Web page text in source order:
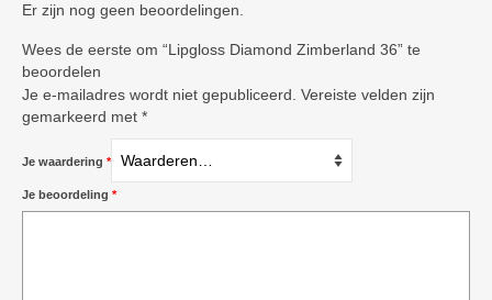
Er zijn nog geen beoordelingen.
Wees de eerste om “Lipgloss Diamond Zimberland 36” te
beoordelen
Je e-mailadres wordt niet gepubliceerd. Vereiste velden zijn
gemarkeerd met *
Je waardering *
Je beoordeling *